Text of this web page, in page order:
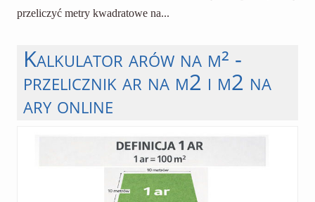
przeliczyć metry kwadratowe na...
Kalkulator arów na m² -
przelicznik ar na m2 i m2 na
ary online